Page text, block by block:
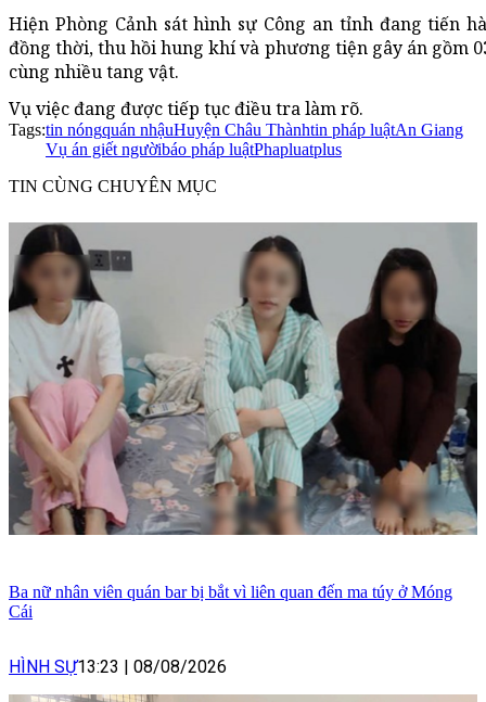
Hiện Phòng Cảnh sát hình sự Công an tỉnh đang tiến
đồng thời, thu hồi hung khí và phương tiện gây án gồm
cùng nhiều tang vật.
Vụ việc đang được tiếp tục điều tra làm rõ.
Tags:tin nóngquán nhậuHuyện Châu Thànhtin pháp luậtAn Giang
Vụ án giết ngườibáo pháp luậtPhapluatplus
TIN CÙNG CHUYÊN MỤC
Ba nữ nhân viên quán bar bị bắt vì liên quan đến ma túy ở Móng
Cái
HÌNH SỰ13:23 | 08/08/2026